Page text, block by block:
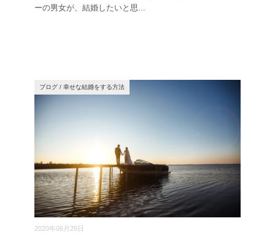
ーの男女が、結婚したいと思...
2020年06月26日
ブログ / 幸せな結婚をする方法